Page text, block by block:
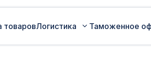
товаровЛогистика Таможенное